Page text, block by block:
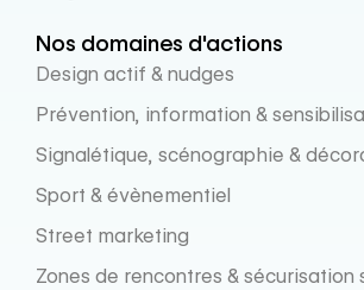
Nos domaines d'actions
Design actif & nudges
Prévention, information &
Signalétique, scénographie &
Sport & évènementiel
Street marketing
Zones de rencontres & sécurisation